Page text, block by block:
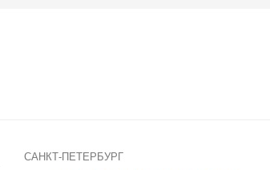
САНКТ-ПЕТЕРБУРГ